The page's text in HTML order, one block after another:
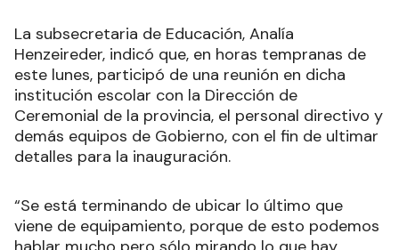
La subsecretaria de Educación, Analía
Henzeireder, indicó que, en horas tempranas de
este lunes, participó de una reunión en dicha
institución escolar con la Dirección de
Ceremonial de la provincia, el personal directivo y
demás equipos de Gobierno, con el fin de ultimar
detalles para la inauguración.
“Se está terminando de ubicar lo último que
viene de equipamiento, porque de esto podemos